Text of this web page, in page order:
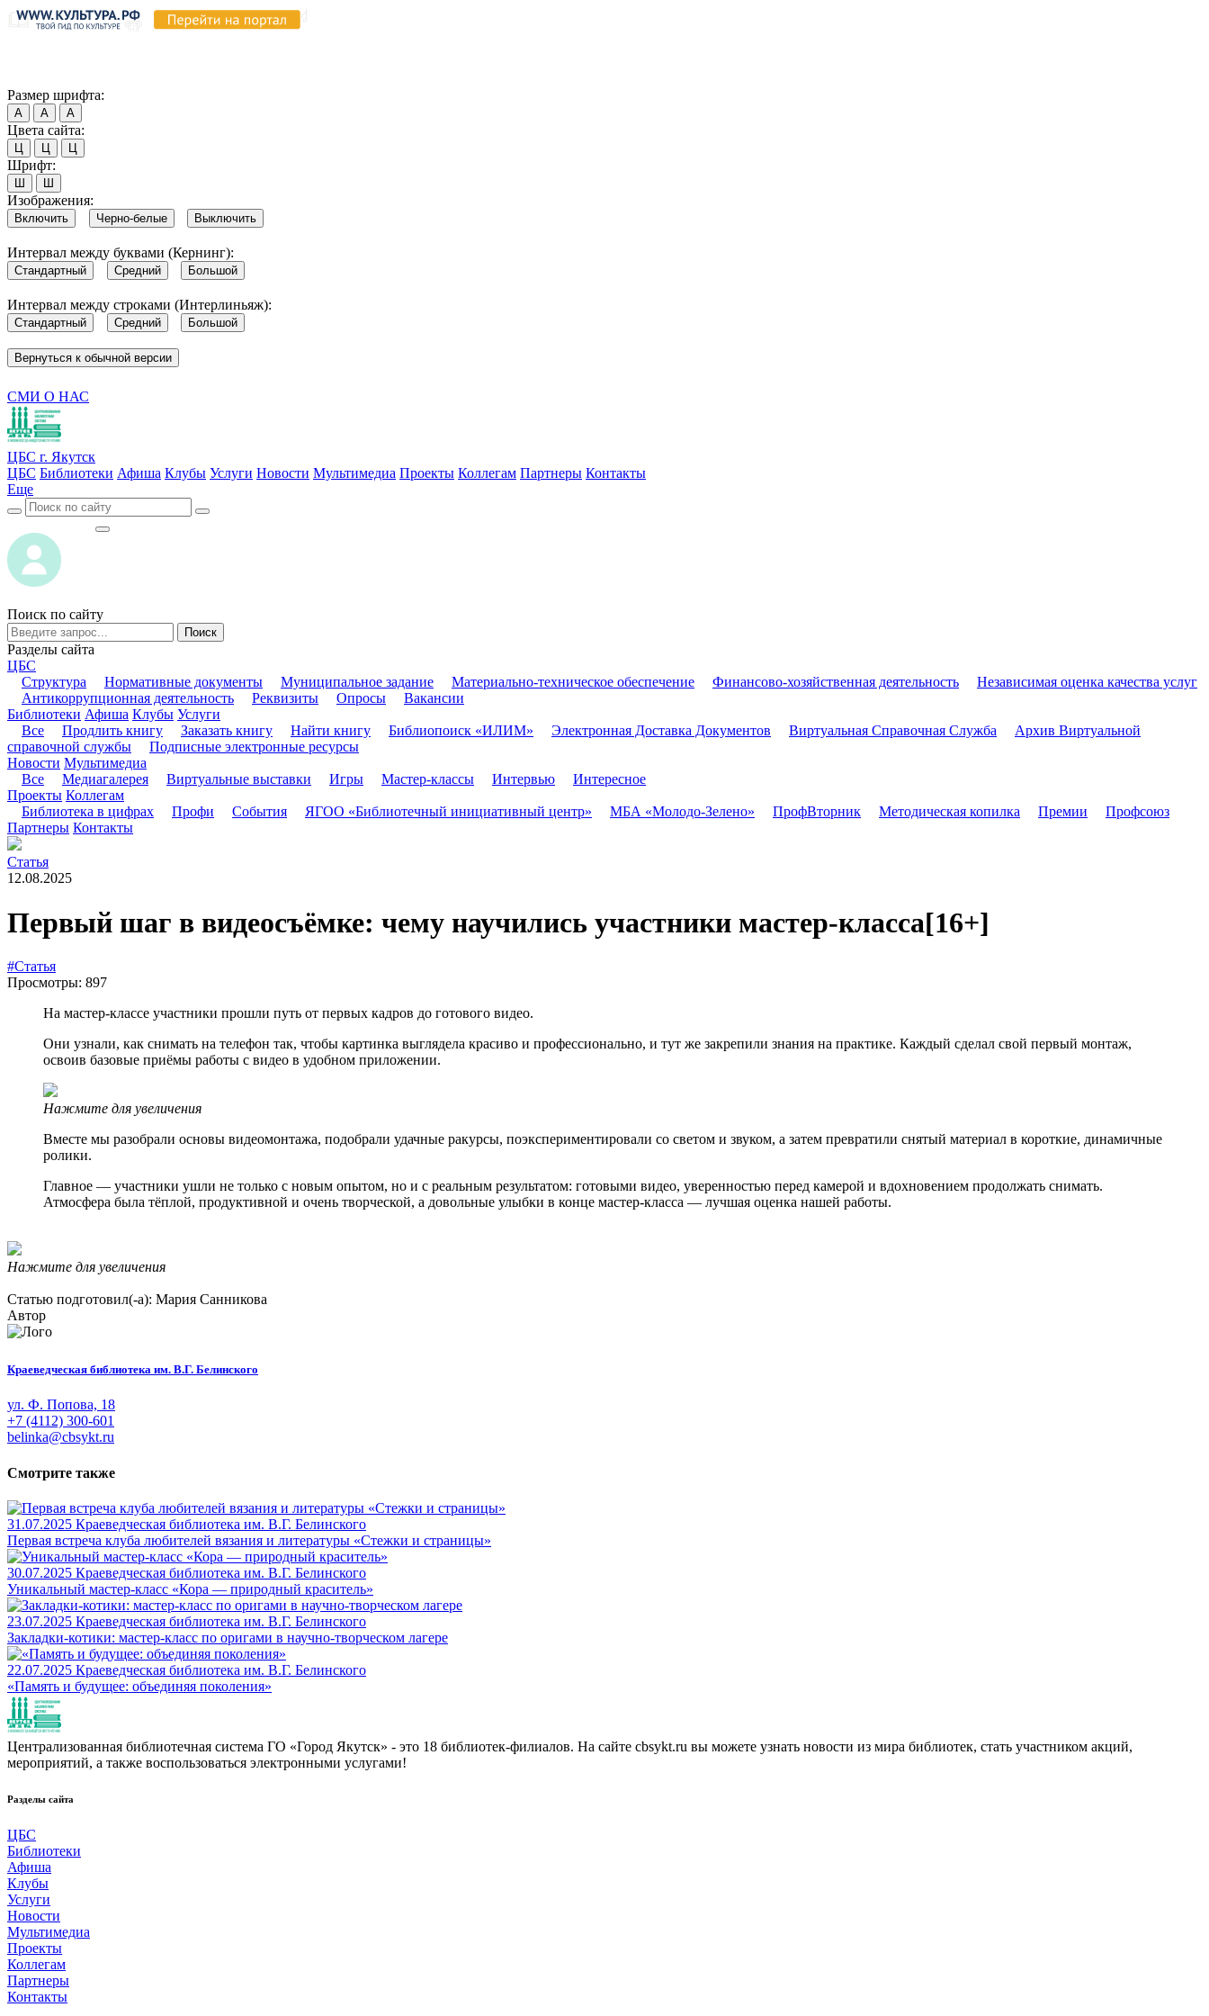
Размер шрифта:
А А А
Цвета сайта:
Ц Ц Ц
Шрифт:
Ш Ш
Изображения:
Включить Черно-белые Выключить
Интервал между буквами (Кернинг):
Стандартный Средний Большой
Интервал между строками (Интерлиньяж):
Стандартный Средний Большой
Вернуться к обычной версии
СМИ О НАС
ЦБС г. Якутск
ЦБС Библиотеки Афиша Клубы Услуги Новости Мультимедиа Проекты Коллегам Партнеры Контакты
Еще
Поиск по сайту
Поиск
Разделы сайта
ЦБС
Структура
Нормативные документы Муниципальное задание Материально-техническое обеспечение Финансово-хозяйственная деятельность
Независимая оценка качества услуг
Антикоррупционная деятельность
Реквизиты Опросы
Вакансии
Библиотеки Афиша Клубы Услуги
Все
Продлить книгу Заказать книгу Найти книгу Библиопоиск «ИЛИМ» Электронная Доставка Документов Виртуальная Справочная Служба
Архив Виртуальной
справочной службы
Подписные электронные ресурсы
Новости Мультимедиа
Все
Медиагалерея Виртуальные выставки Игры Мастер-классы Интервью
Интересное
Проекты Коллегам
Библиотека в цифрах
Профи События ЯГОО «Библиотечный инициативный центр» МБА «Молодо-Зелено» ПрофВторник Методическая копилка Премии
Профсоюз
Партнеры Контакты
Статья
12.08.2025
Первый шаг в видеосъёмке: чему научились участники мастер-класса[16+]
#Статья
Просмотры: 897
На мастер-классе участники прошли путь от первых кадров до готового видео.
Они узнали, как снимать на телефон так, чтобы картинка выглядела красиво и профессионально, и тут же закрепили знания на практике. Каждый сделал свой первый монтаж,
освоив базовые приёмы работы с видео в удобном приложении.
Нажмите для увеличения
Вместе мы разобрали основы видеомонтажа, подобрали удачные ракурсы, поэкспериментировали со светом и звуком, а затем превратили снятый материал в короткие, динамичные
ролики.
Главное — участники ушли не только с новым опытом, но и с реальным результатом: готовыми видео, уверенностью перед камерой и вдохновением продолжать снимать.
Атмосфера была тёплой, продуктивной и очень творческой, а довольные улыбки в конце мастер-класса — лучшая оценка нашей работы.
Нажмите для увеличения
Статью подготовил(-а): Мария Санникова
Автор
Краеведческая библиотека им. В.Г. Белинского
ул. Ф. Попова, 18
+7 (4112) 300-601
belinka@cbsykt.ru
Смотрите также
31.07.2025 Краеведческая библиотека им. В.Г. Белинского
Первая встреча клуба любителей вязания и литературы «Стежки и страницы»
30.07.2025 Краеведческая библиотека им. В.Г. Белинского
Уникальный мастер-класс «Кора — природный краситель»
23.07.2025 Краеведческая библиотека им. В.Г. Белинского
Закладки-котики: мастер-класс по оригами в научно-творческом лагере
22.07.2025 Краеведческая библиотека им. В.Г. Белинского
«Память и будущее: объединяя поколения»
Централизованная библиотечная система ГО «Город Якутск» - это 18 библиотек-филиалов. На сайте cbsykt.ru вы можете узнать новости из мира библиотек, стать участником акций,
мероприятий, а также воспользоваться электронными услугами!
Разделы сайта
ЦБС
Библиотеки
Афиша
Клубы
Услуги
Новости
Мультимедиа
Проекты
Коллегам
Партнеры
Контакты